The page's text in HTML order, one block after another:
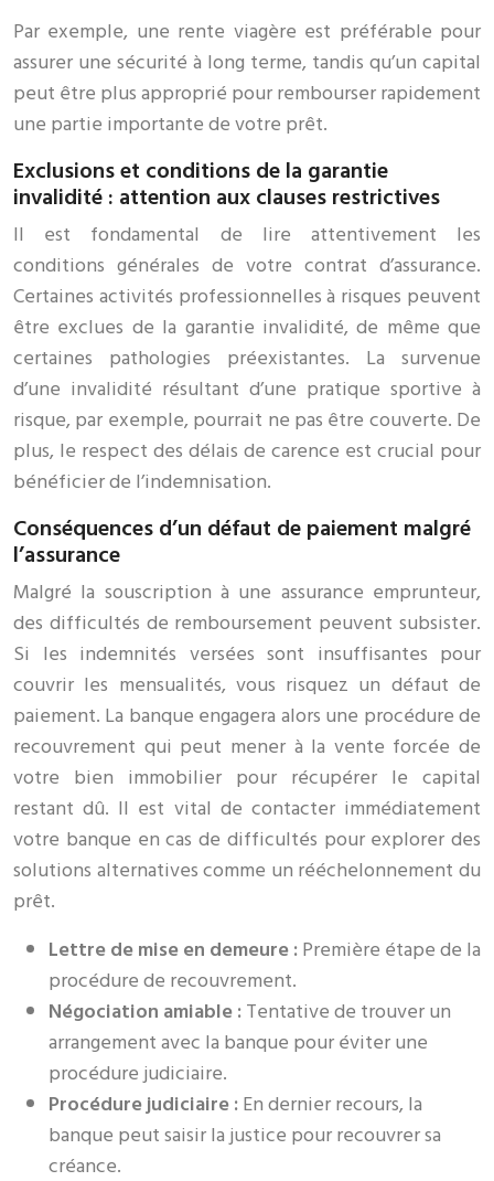
Par exemple, une rente viagère est préférable pour
assurer une sécurité à long terme, tandis qu’un capital
peut être plus approprié pour rembourser rapidement
une partie importante de votre prêt.
Exclusions et conditions de la garantie
invalidité : attention aux clauses restrictives
Il est fondamental de lire attentivement les
conditions générales de votre contrat d’assurance.
Certaines activités professionnelles à risques peuvent
être exclues de la garantie invalidité, de même que
certaines pathologies préexistantes. La survenue
d’une invalidité résultant d’une pratique sportive à
risque, par exemple, pourrait ne pas être couverte. De
plus, le respect des délais de carence est crucial pour
bénéficier de l’indemnisation.
Conséquences d’un défaut de paiement malgré
l’assurance
Malgré la souscription à une assurance emprunteur,
des difficultés de remboursement peuvent subsister.
Si les indemnités versées sont insuffisantes pour
couvrir les mensualités, vous risquez un défaut de
paiement. La banque engagera alors une procédure de
recouvrement qui peut mener à la vente forcée de
votre bien immobilier pour récupérer le capital
restant dû. Il est vital de contacter immédiatement
votre banque en cas de difficultés pour explorer des
solutions alternatives comme un rééchelonnement du
prêt.
Lettre de mise en demeure :Première étape de la
procédure de recouvrement.
Négociation amiable :Tentative de trouver un
arrangement avec la banque pour éviter une
procédure judiciaire.
Procédure judiciaire :En dernier recours, la
banque peut saisir la justice pour recouvrer sa
créance.